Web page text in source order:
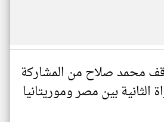
محمد صلاح من المشاركة
الثانية بين مصر وموريتانيا